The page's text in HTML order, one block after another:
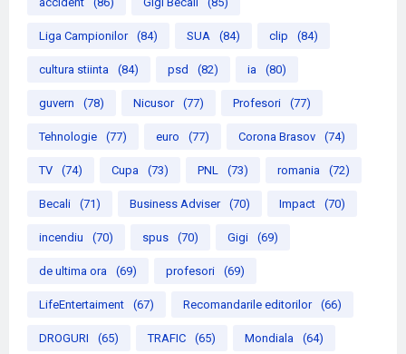
Liga Campionilor (84) SUA (84) clip (84)
cultura stiinta (84) psd (82) ia (80)
guvern (78) Nicusor (77) Profesori (77)
Tehnologie (77) euro (77) Corona Brasov (74)
TV (74) Cupa (73) PNL (73) romania (72)
Becali (71) Business Adviser (70) Impact (70)
incendiu (70) spus (70) Gigi (69)
de ultima ora (69) profesori (69)
LifeEntertaiment (67) Recomandarile editorilor (66)
DROGURI (65) TRAFIC (65) Mondiala (64)